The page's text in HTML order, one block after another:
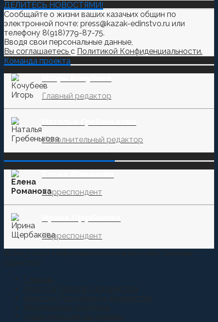
ДЕЛИТЕСЬ НОВОСТЯМИ!
Сообщайте о жизни ваших казачьих общин по
электронной почте: press@kazak-edinstvo.ru или
телефону 8(918)779-87-75.
Вводя свои персональные данные,
Вы соглашаетесь с Политикой Конфиденциальности.
Команда проекта
Главный редактор
Исполнительный редактор
Корреспондент
Корреспондент